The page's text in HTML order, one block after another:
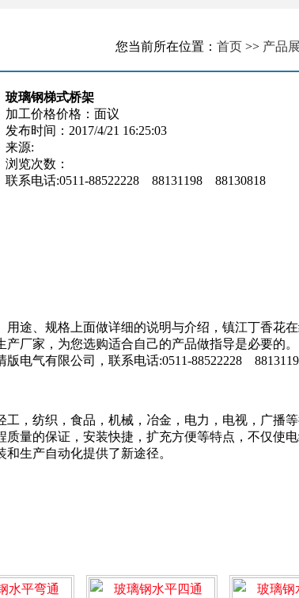
您当前所在位置： 首页 >> 产品
玻璃钢梯式桥架
加工价格价格：面议
发布时间：2017/4/21 16:25:03
来源:
浏览次数：
联系电话:0511-88522228 88131198 88130818
途、规格上面做详细的说明与介绍，镇江丁香花
产厂家，为您选购适合自己的产品做指导是必要的
电气有限公司，联系电话:0511-88522228
，纺织，食品，机械，冶金，电力，电视，广播
量的保证，安装快捷，扩充方便等特点，不仅使
生产自动化提供了新途径。